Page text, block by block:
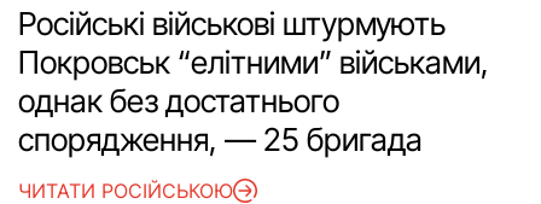
Про нас
Війна
Гроші
Освіта
Інструкції
Медицина
ЖКГ
Історія
Російські військові штурмують
Покровськ “елітними” військами,
однак без достатнього
спорядження, — 25 бригада
ЧИТАТИ РОСІЙСЬКОЮ